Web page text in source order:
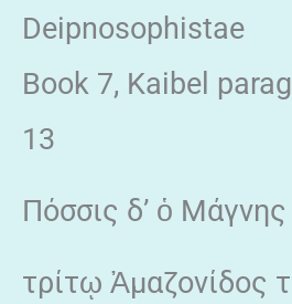
Deipnosophistae
Book 7, Kaibel
13
Πόσσις δ’ ὁ Μάγνης
τρίτῳ Ἀμαζονίδος